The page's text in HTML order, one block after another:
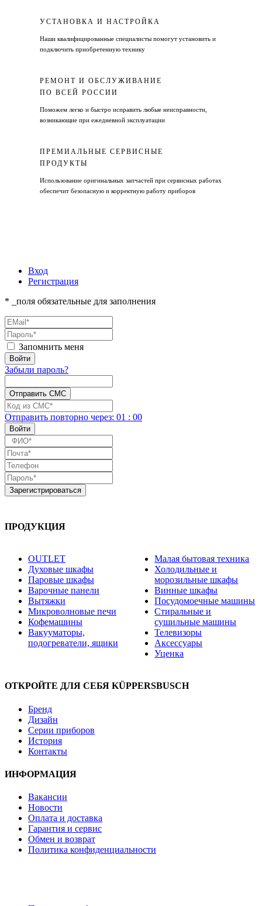
УСТАНОВКА И НАСТРОЙКА
Наши квалифицированные специалисты помогут установить и
подключить приобретенную технику
РЕМОНТ И ОБСЛУЖИВАНИЕ
ПО ВСЕЙ РОССИИ
Поможем легко и быстро исправить любые неисправности,
возникающие при ежедневной эксплуатации
ПРЕМИАЛЬНЫЕ СЕРВИСНЫЕ
ПРОДУКТЫ
Использование оригинальных запчастей при сервисных работах
обеспечит безопасную и корректную работу приборов
Вход
Регистрация
* _поля обязательные для заполнения
Запомнить меня
Забыли пароль?
Отправить повторно через: 01 : 00
ПРОДУКЦИЯ
OUTLET
Духовые шкафы
Паровые шкафы
Варочные панели
Вытяжки
Микроволновые печи
Кофемашины
Вакууматоры,
подогреватели, ящики
Малая бытовая техника
Холодильные и
морозильные шкафы
Винные шкафы
Посудомоечные машины
Стиральные и
сушильные машины
Телевизоры
Аксессуары
Уценка
ОТКРОЙТЕ ДЛЯ СЕБЯ KÜPPERSBUSCH
Бренд
Дизайн
Серии приборов
История
Контакты
ИНФОРМАЦИЯ
Вакансии
Новости
Оплата и доставка
Гарантия и сервис
Обмен и возврат
Политика конфиденциальности